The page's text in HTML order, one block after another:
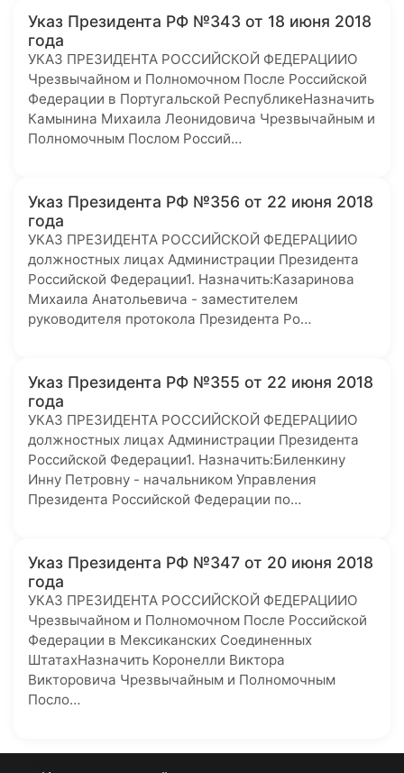
Указ Президента РФ №343 от 18 июня 2018
года
УКАЗ ПРЕЗИДЕНТА РОССИЙСКОЙ ФЕДЕРАЦИИО
Чрезвычайном и Полномочном После Российской
Федерации в Португальской РеспубликеНазначить
Камынина Михаила Леонидовича Чрезвычайным и
Полномочным Послом Россий…
Указ Президента РФ №356 от 22 июня 2018
года
УКАЗ ПРЕЗИДЕНТА РОССИЙСКОЙ ФЕДЕРАЦИИО
должностных лицах Администрации Президента
Российской Федерации1. Назначить:Казаринова
Михаила Анатольевича - заместителем
руководителя протокола Президента Ро…
Указ Президента РФ №355 от 22 июня 2018
года
УКАЗ ПРЕЗИДЕНТА РОССИЙСКОЙ ФЕДЕРАЦИИО
должностных лицах Администрации Президента
Российской Федерации1. Назначить:Биленкину
Инну Петровну - начальником Управления
Президента Российской Федерации по…
Указ Президента РФ №347 от 20 июня 2018
года
УКАЗ ПРЕЗИДЕНТА РОССИЙСКОЙ ФЕДЕРАЦИИО
Чрезвычайном и Полномочном После Российской
Федерации в Мексиканских Соединенных
ШтатахНазначить Коронелли Виктора
Викторовича Чрезвычайным и Полномочным
Посло…